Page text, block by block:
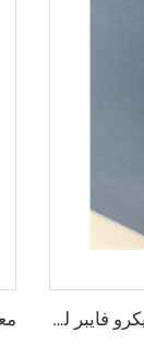
تاجر الجملة قماش ثوب عربي رخيص الميكرو فايبر للرجال، قماش بوليستر مشغول، تويبو قماش قميص ثوب عربي